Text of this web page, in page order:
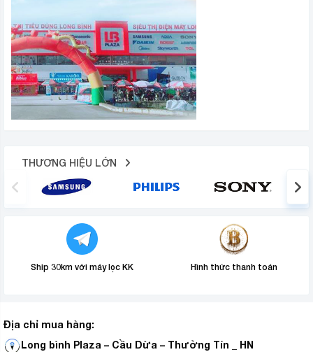
THƯƠNG HIỆU LỚN
Ship 30km với máy lọc KK Hình thức thanh toán
Địa chỉ mua hàng:
Long bình Plaza – Cầu Dừa – Thường Tín _ HN